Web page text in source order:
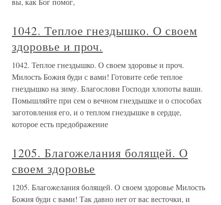
1042. Теплое гнездышко. О своем
здоровье и проч.
1042. Теплое гнездышко. О своем здоровье и проч.
Милость Божия буди с вами! Готовите себе теплое
гнездышко на зиму. Благослови Господи хлопоты ваши.
Помышляйте при сем о вечном гнездышке и о способах
заготовления его, и о теплом гнездышке в сердце,
которое есть предображение
1205. Благожелания болящей. О
своем здоровье
1205. Благожелания болящей. О своем здоровье Милость
Божия буди с вами! Так давно нет от вас весточки, и